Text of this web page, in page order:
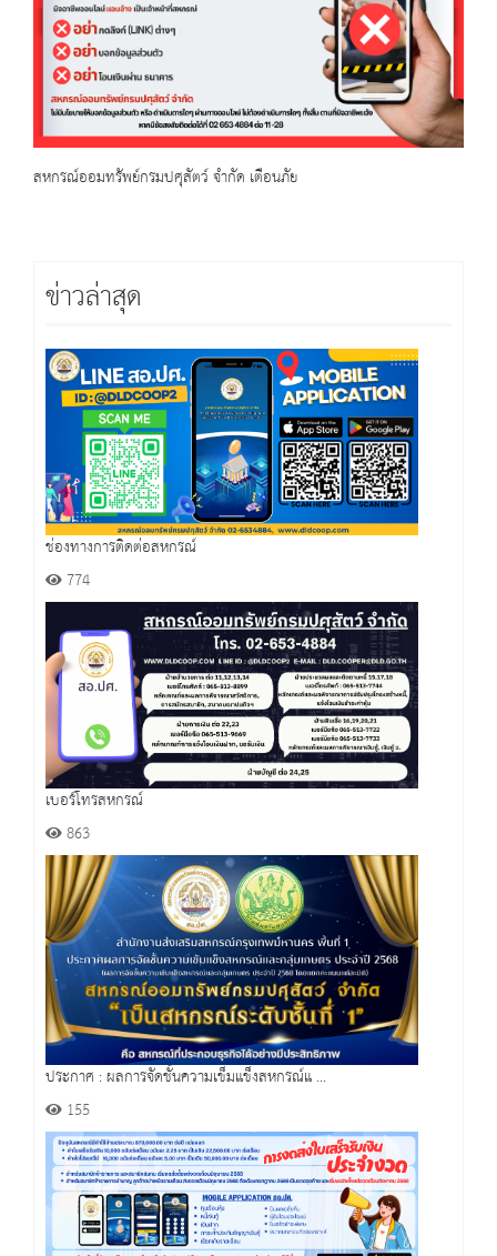
สหกรณ์ออมทรัพย์กรมปศุสัตว์ จำกัด เตือนภัย
ข่าวล่าสุด
ช่องทางการติดต่อสหกรณ์
774
เบอร์โทรสหกรณ์
863
ประกาศ : ผลการจัดชั้นความเข็มแข็งสหกรณ์แ ...
155